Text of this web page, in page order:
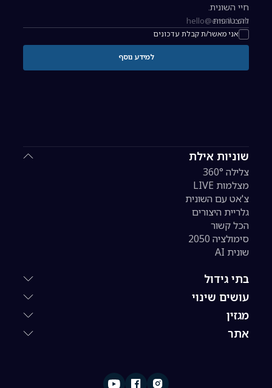
שוניות אילת
צלילה 360°
מצלמות LIVE
צ'אט עם השונית
גלריית היצורים
הכל קשור
סימולציה 2050
שונית AI
בתי גידול
עושים שינוי
מגזין
אתר
חיי השונית.
כתובת אימייל להרשמה לניוזלטר
אני מאשר/ת קבלת עדכונים
להצטרפות
למידע נוסף